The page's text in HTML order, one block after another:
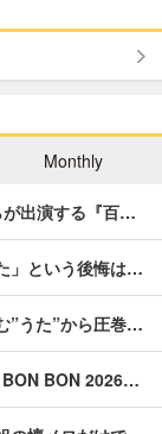
Monthly
が出演する『百…
」という後悔は…
”うた”から圧巻…
BON BON 2026…